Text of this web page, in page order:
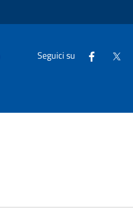
Seguici su